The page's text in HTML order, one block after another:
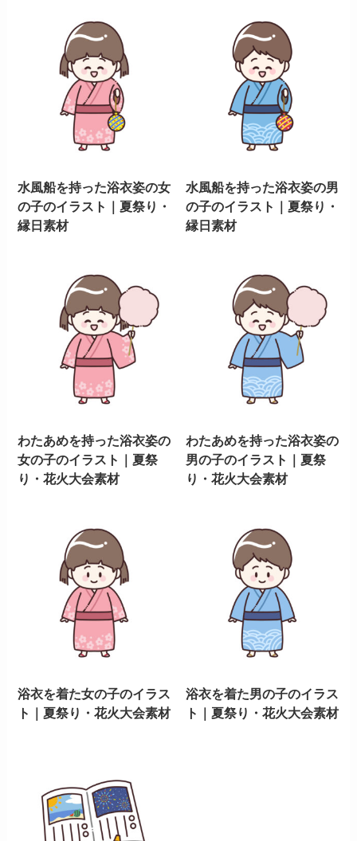
水風船を持った浴衣姿の女
の子のイラスト｜夏祭り・
縁日素材
水風船を持った浴衣姿の男
の子のイラスト｜夏祭り・
縁日素材
わたあめを持った浴衣姿の
女の子のイラスト｜夏祭
り・花火大会素材
わたあめを持った浴衣姿の
男の子のイラスト｜夏祭
り・花火大会素材
浴衣を着た女の子のイラス
ト｜夏祭り・花火大会素材
浴衣を着た男の子のイラス
ト｜夏祭り・花火大会素材